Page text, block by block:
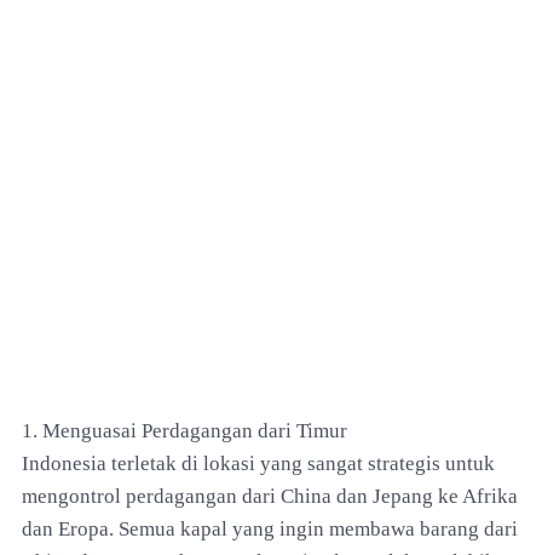
1. Menguasai Perdagangan dari Timur
Indonesia terletak di lokasi yang sangat strategis untuk
mengontrol perdagangan dari China dan Jepang ke Afrika
dan Eropa. Semua kapal yang ingin membawa barang dari